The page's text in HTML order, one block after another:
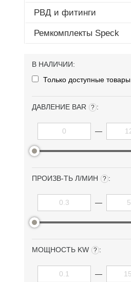
РВД и фитинги
Ремкомплекты Speck
В НАЛИЧИИ:
Только доступные товары
ДАВЛЕНИЕ BAR ? :
—
ПРОИЗВ-ТЬ Л/МИН ? :
—
МОЩНОСТЬ KW ? :
—